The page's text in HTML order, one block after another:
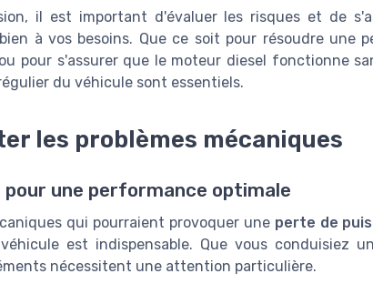
il est important d'évaluer les risques et de
à vos besoins. Que ce soit pour résoudre une
pour s'assurer que le moteur diesel fonctionne
du véhicule sont essentiels.
les problèmes mécaniques
une performance optimale
qui pourraient provoquer une perte de
est indispensable. Que vous conduisiez
nécessitent une attention particulière.